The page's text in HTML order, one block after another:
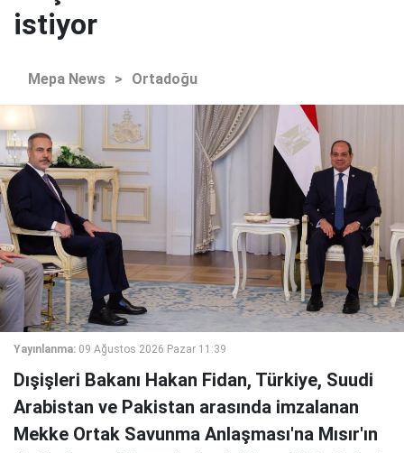
istiyor
Mepa News > Ortadoğu
Yayınlanma: 09 Ağustos 2026 Pazar 11:39
Dışişleri Bakanı Hakan Fidan, Türkiye, Suudi
Arabistan ve Pakistan arasında imzalanan
Mekke Ortak Savunma Anlaşması'na Mısır'ın